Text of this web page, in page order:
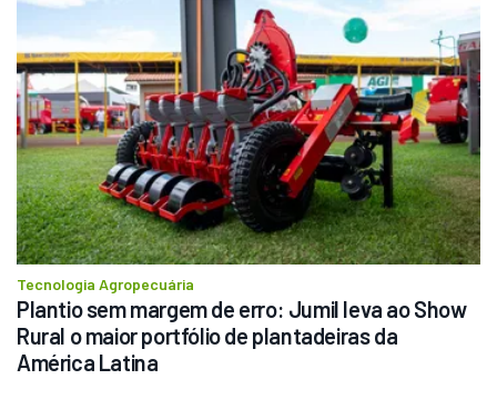
Tecnologia Agropecuária
Plantio sem margem de erro: Jumil leva ao Show
Rural o maior portfólio de plantadeiras da
América Latina